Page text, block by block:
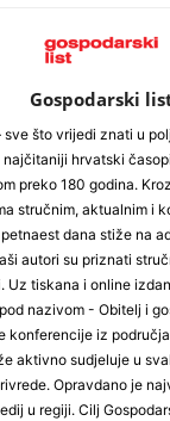
Gospodarski
sve što vrijedi znati u
najčitaniji hrvatski
preko 180 godina.
stručnim, aktualnim i
dana stiže na
autori su priznati
Uz tiskana i online
nazivom - Obitelj i
konferencije iz
aktivno sudjeluje u
Opravdano je
u regiji. Cilj